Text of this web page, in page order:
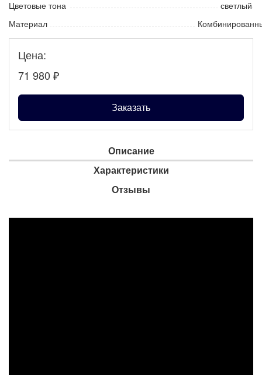
Цветовые тона
светлый
Материал
Цена:
71 980 ₽
Заказать
Описание
Характеристики
Отзывы